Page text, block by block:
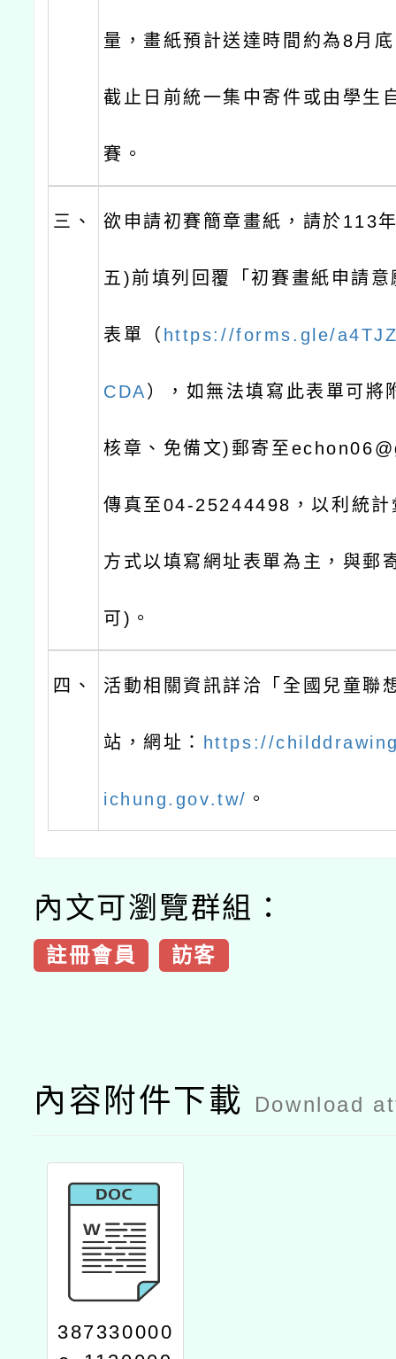
量，畫紙預計送達時間約為8月
截止日前統一集中寄件或由學生
賽。
三、 欲申請初賽簡章畫紙，請於113
五)前填列回覆「初賽畫紙申請
表單（ https://forms.gle/
CDA ），如無法填寫此表單可將
核章、免備文)郵寄至
傳真至04-25244498，以利統計
方式以填寫網址表單為主，與郵
可)。
四、 活動相關資訊詳洽「全國兒童聯
站，網址： https://
ichung.gov.tw/ 。
內文可瀏覽群組：
註冊會員 訪客
內容附件下載 Download
387330000